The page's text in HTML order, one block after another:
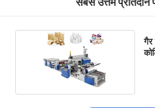
सबसे उत्तम प्रतिदान
गैर